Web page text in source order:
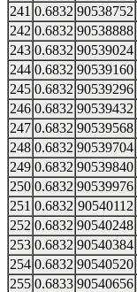
241 0.6832 90538752
242 0.6832 90538888
243 0.6832 90539024
244 0.6832 90539160
245 0.6832 90539296
246 0.6832 90539432
247 0.6832 90539568
248 0.6832 90539704
249 0.6832 90539840
250 0.6832 90539976
251 0.6832 90540112
252 0.6832 90540248
253 0.6832 90540384
254 0.6832 90540520
255 0.6833 90540656